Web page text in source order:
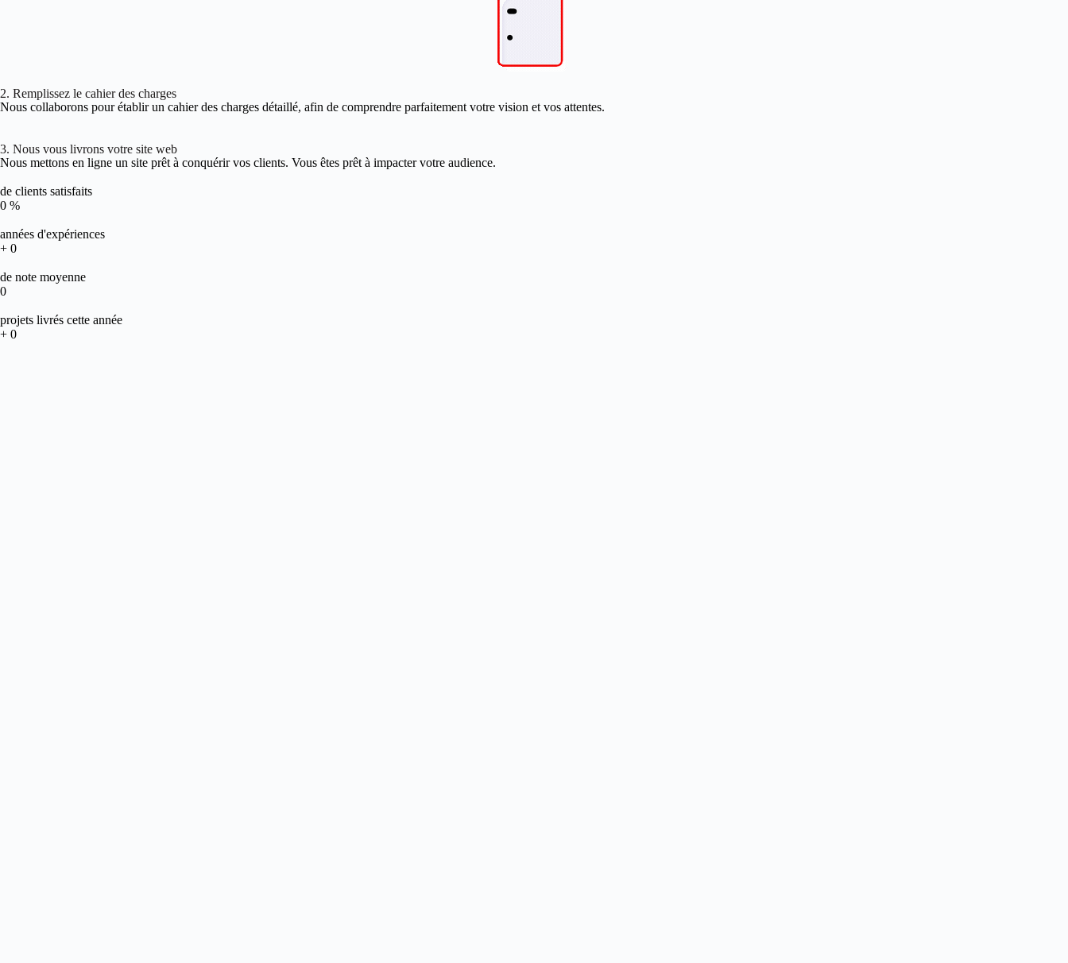
2. Remplissez le cahier des charges
Nous collaborons pour établir un cahier des charges détaillé, afin de comprendre parfaitement votre vision et vos attentes.
3. Nous vous livrons votre site web
Nous mettons en ligne un site prêt à conquérir vos clients. Vous êtes prêt à impacter votre audience.
de clients satisfaits
0 %
années d'expériences
+ 0
de note moyenne
0
projets livrés cette année
+ 0